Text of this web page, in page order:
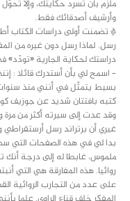
ملزم بأن تسرد حكايتك، وإلا
وأرشيف أصدقائك فقط.
* تضمنت أولى دراسات الكتاب
رسل. لماذا رسل دون غيره من
دراستك لحكاية الجارية «تودّد»
– اسمح لي بأن أستدرك قائلا :
بسيط يتمثّل في أنني منذ
كتبه بافتتان شديد عن جوزيف
وقد عدت إلى سيرته أكثر من مرة
غيري أن برتراند رسل
بدا لي في هذه الصفحات التي
ملموس، غابطا له إلى درجة
روائيا. هذه المفارقة هي التي
على عدد من التجارب الروائية